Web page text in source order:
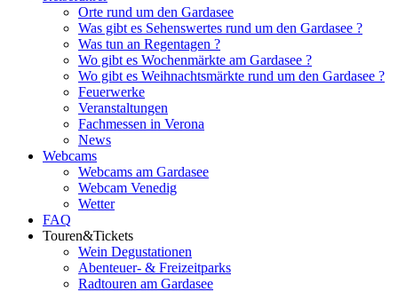
Orte rund um den Gardasee
Was gibt es Sehenswertes rund um den Gardasee ?
Was tun an Regentagen ?
Wo gibt es Wochenmärkte am Gardasee ?
Wo gibt es Weihnachtsmärkte rund um den Gardasee ?
Feuerwerke
Veranstaltungen
Fachmessen in Verona
News
Webcams
Webcams am Gardasee
Webcam Venedig
Wetter
FAQ
Touren&Tickets
Wein Degustationen
Abenteuer- & Freizeitparks
Radtouren am Gardasee